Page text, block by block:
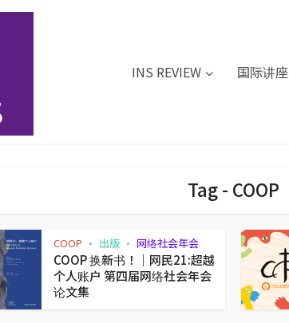
INS REVIEW 国际讲座
Tag - COOP
COOP • 出版 • 网络社会年会
COOP 换新书！｜网民21:超越
个人账户 第四届网络社会年会
论文集